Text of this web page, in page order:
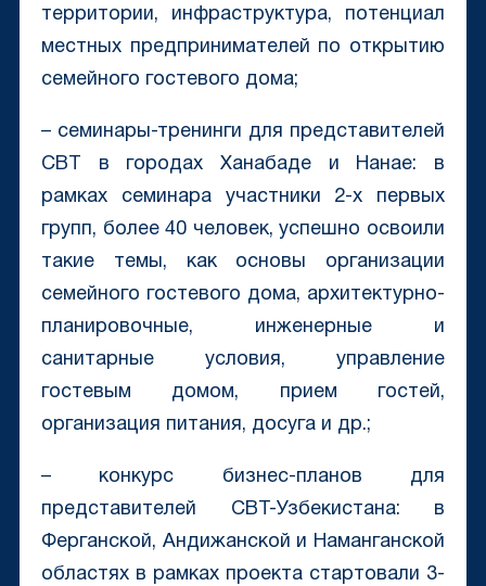
территории, инфраструктура, потенциал
местных предпринимателей по открытию
семейного гостевого дома;
– семинары-тренинги для представителей
CBT в городах Ханабаде и Нанае: в
рамках семинара участники 2-х первых
групп, более 40 человек, успешно освоили
такие темы, как основы организации
семейного гостевого дома, архитектурно-
планировочные, инженерные и
санитарные условия, управление
гостевым домом, прием гостей,
организация питания, досуга и др.;
– конкурс бизнес-планов для
представителей CBT-Узбекистана: в
Ферганской, Андижанской и Наманганской
областях в рамках проекта стартовали 3-